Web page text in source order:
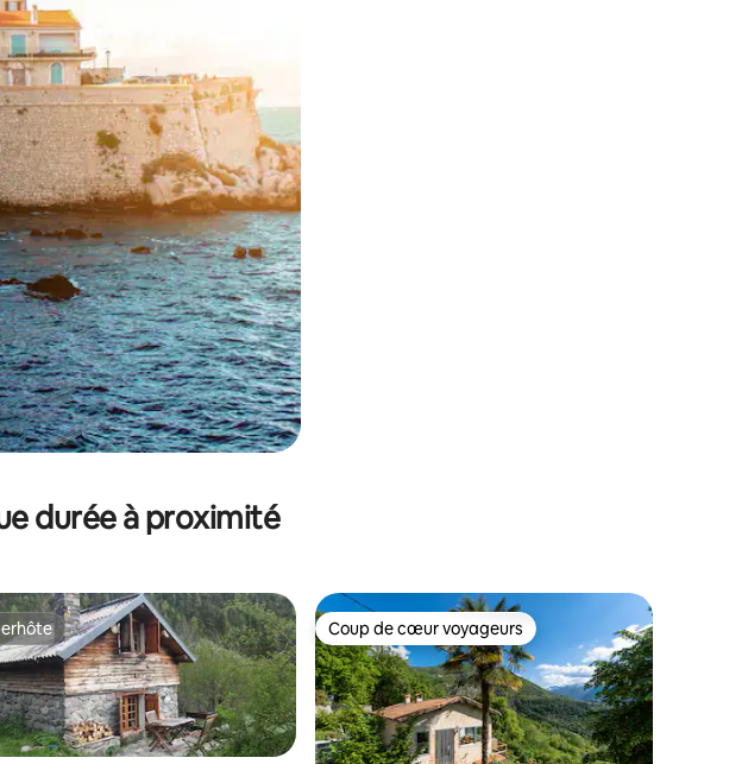
ou en appuyant et en faisant glisser.
durée à proximité
Coup de cœur voyageurs
Coup de cœur voyageurs